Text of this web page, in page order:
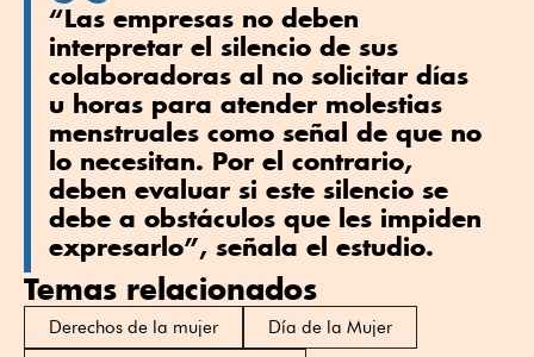
“Las empresas no deben
interpretar el silencio de sus
colaboradoras al no solicitar días
u horas para atender molestias
menstruales como señal de que no
lo necesitan. Por el contrario,
deben evaluar si este silencio se
debe a obstáculos que les impiden
expresarlo”, señala el estudio.
Temas relacionados
Derechos de la mujer
Día de la Mujer